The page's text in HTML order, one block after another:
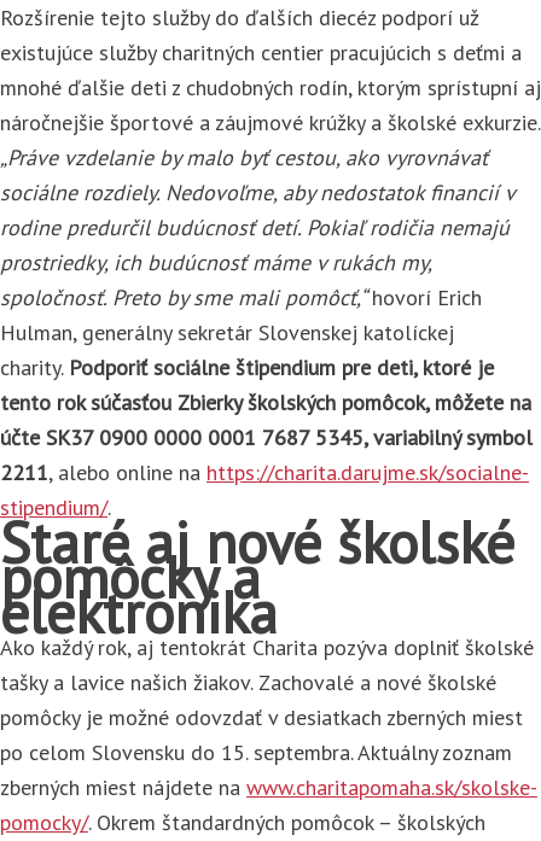
Rozšírenie tejto služby do ďalších diecéz podporí už
existujúce služby charitných centier pracujúcich s deťmi a
mnohé ďalšie deti z chudobných rodín, ktorým sprístupní aj
náročnejšie športové a záujmové krúžky a školské exkurzie.
„Práve vzdelanie by malo byť cestou, ako vyrovnávať
sociálne rozdiely. Nedovoľme, aby nedostatok financií v
rodine predurčil budúcnosť detí. Pokiaľ rodičia nemajú
prostriedky, ich budúcnosť máme v rukách my,
spoločnosť. Preto by sme mali pomôcť,“hovorí Erich
Hulman, generálny sekretár Slovenskej katolíckej
charity. Podporiť sociálne štipendium pre deti, ktoré je
tento rok súčasťou Zbierky školských pomôcok, môžete na
účte SK37 0900 0000 0001 7687 5345, variabilný symbol
2211, alebo online na https://charita.darujme.sk/socialne-
stipendium/.
Staré aj nové školské
pomôcky a
elektronika
Ako každý rok, aj tentokrát Charita pozýva doplniť školské
tašky a lavice našich žiakov. Zachovalé a nové školské
pomôcky je možné odovzdať v desiatkach zberných miest
po celom Slovensku do 15. septembra. Aktuálny zoznam
zberných miest nájdete na www.charitapomaha.sk/skolske-
pomocky/. Okrem štandardných pomôcok – školských